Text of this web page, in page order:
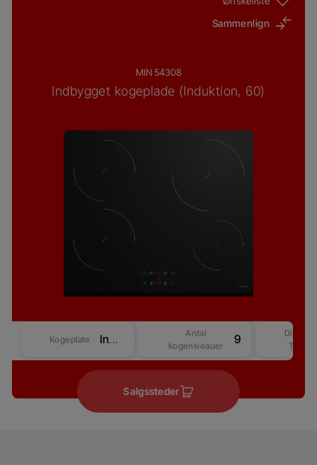
Sammenlign
MIN 54308
Indbygget kogeplade (Induktion, 60)
Kogeplate Induktion
Antal
kogeniveauer
9
Display
Type
Salgssteder